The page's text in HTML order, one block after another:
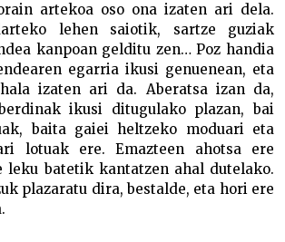
artekoa oso ona izaten ari dela.
lehen saiotik, sartze guziak
kanpoan gelditu zen… Poz handia
egarria ikusi genuenean, eta
izaten ari da. Aberatsa izan da,
ikusi ditugulako plazan, bai
baita gaiei heltzeko moduari eta
lotuak ere. Emazteen ahotsa ere
leku batetik kantatzen ahal dutelako.
plazaratu dira, bestalde, eta hori ere